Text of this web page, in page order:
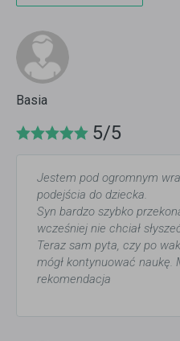
Basia
5/5
Jestem pod ogromnym
podejścia do dziecka.
Syn bardzo szybko
wcześniej nie chciał
Teraz sam pyta, czy po
mógł kontynuować naukę.
rekomendacja